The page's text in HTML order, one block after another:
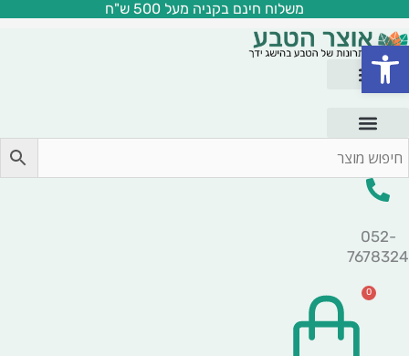
פתח סרגל נגישות
לתוכן
משלוח חינם בקניה מעל 500 ש"ח
052-
7678324
0